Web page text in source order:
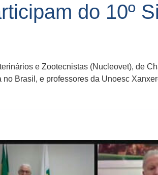
do 10º
e Zootecnistas (Nucleovet), de
Brasil, e professores da Unoesc